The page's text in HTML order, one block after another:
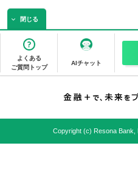
閉じる
よくある
ご質問トップ
AIチャット
Copyright (c) Resona Bank,